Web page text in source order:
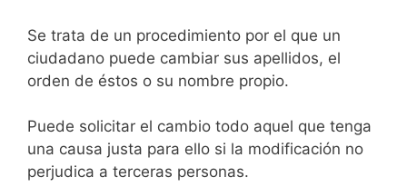
Se trata de un procedimiento por el que un
ciudadano puede cambiar sus apellidos, el
orden de éstos o su nombre propio.
Puede solicitar el cambio todo aquel que tenga
una causa justa para ello si la modificación no
perjudica a terceras personas.